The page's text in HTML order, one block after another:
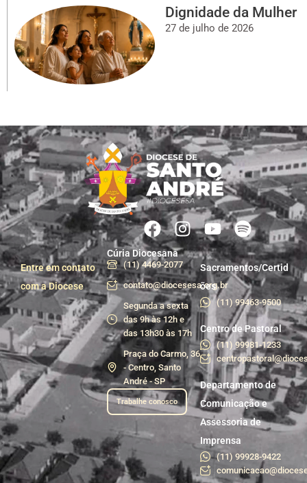
Dignidade da Mulher
27 de julho de 2026
Entre em contato
com a Diocese
Cúria Diocesana
(11) 4469-2077
contato@diocesesa.org.br
Segunda a sexta
das 9h às 12h e
das 13h30 às 17h
Praça do Carmo, 36
- Centro, Santo
André - SP
Trabalhe conosco
Sacramentos/Certid
ões
(11) 99463-9500
Centro de Pastoral
(11) 99981-1233
Departamento de
Comunicação e
Assessoria de
Imprensa
(11) 99928-9422